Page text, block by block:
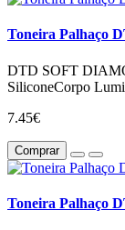
Toneira Palhaço
DTD SOFT
SiliconeCorpo
7.45€
Comprar
Toneira Palhaço